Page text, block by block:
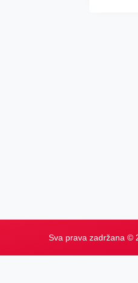
Sva prava zadržana ©